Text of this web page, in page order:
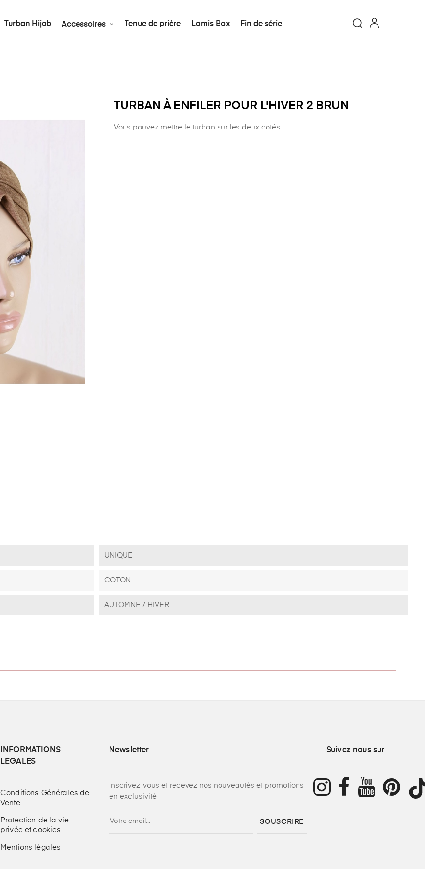
Turban Hijab Accessoires Tenue de prière Lamis Box Fin de série
TURBAN À ENFILER POUR L'HIVER 2 BRUN
Vous pouvez mettre le turban sur les deux cotés.
UNIQUE
COTON
AUTOMNE / HIVER
INFORMATIONS
LEGALES
Conditions Générales de
Vente
Protection de la vie
privée et cookies
Mentions légales
Newsletter
Inscrivez-vous et recevez nos nouveautés et promotions
en exclusivité
SOUSCRIRE
Suivez nous sur